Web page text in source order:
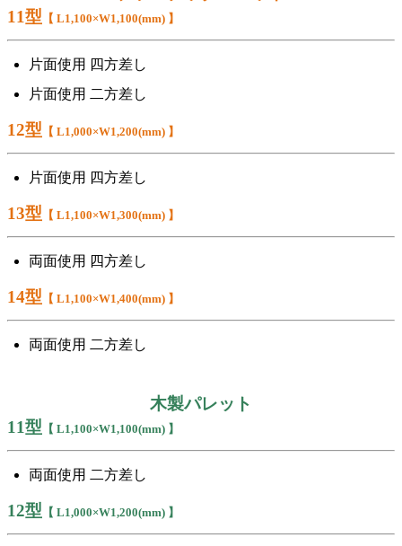
11型 【 L1,100×W1,100(mm) 】
片面使用 四方差し
片面使用 二方差し
12型 【 L1,000×W1,200(mm) 】
片面使用 四方差し
13型 【 L1,100×W1,300(mm) 】
両面使用 四方差し
14型 【 L1,100×W1,400(mm) 】
両面使用 二方差し
木製パレット
11型 【 L1,100×W1,100(mm) 】
両面使用 二方差し
12型 【 L1,000×W1,200(mm) 】